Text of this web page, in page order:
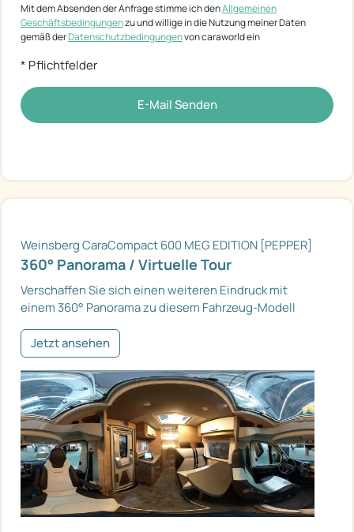
Mit dem Absenden der Anfrage stimme ich denAllgemeinen
Geschäftsbedingungenzu und willige in die Nutzung meiner Daten
gemäß derDatenschutzbedingungenvon caraworld ein
* Pflichtfelder
E-Mail Senden
Weinsberg CaraCompact 600 MEG EDITION [PEPPER]
360° Panorama / Virtuelle Tour
Verschaffen Sie sich einen weiteren Eindruck mit
einem 360° Panorama zu diesem Fahrzeug-Modell
Jetzt ansehen